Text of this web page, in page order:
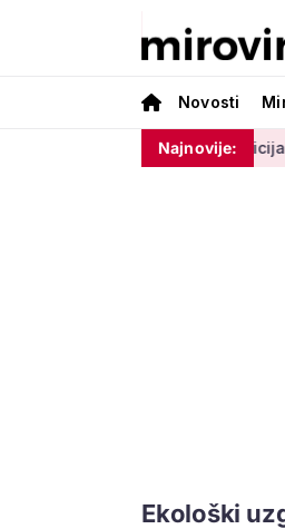
Novosti
Najnovije:
Policija
Ekološki